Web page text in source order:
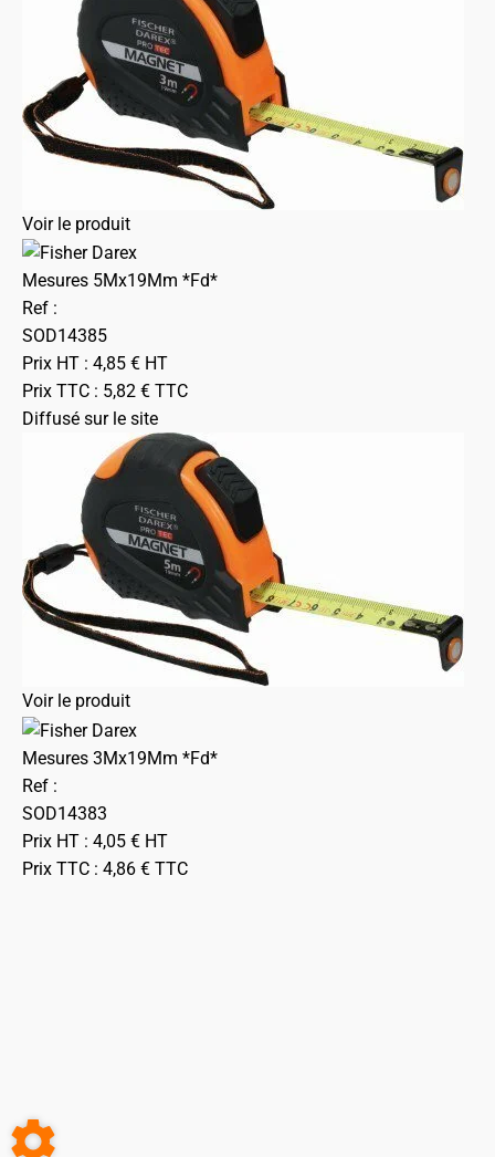
Voir le produit
Mesures 5Mx19Mm *Fd*
Ref :
SOD14385
Prix HT : 4,85 € HT
Prix TTC : 5,82 € TTC
Diffusé sur le site
Voir le produit
Mesures 3Mx19Mm *Fd*
Ref :
SOD14383
Prix HT : 4,05 € HT
Prix TTC : 4,86 € TTC